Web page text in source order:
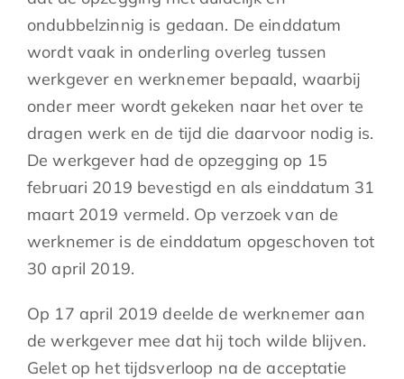
ondubbelzinnig is gedaan. De einddatum
wordt vaak in onderling overleg tussen
werkgever en werknemer bepaald, waarbij
onder meer wordt gekeken naar het over te
dragen werk en de tijd die daarvoor nodig is.
De werkgever had de opzegging op 15
februari 2019 bevestigd en als einddatum 31
maart 2019 vermeld. Op verzoek van de
werknemer is de einddatum opgeschoven tot
30 april 2019.
Op 17 april 2019 deelde de werknemer aan
de werkgever mee dat hij toch wilde blijven.
Gelet op het tijdsverloop na de acceptatie